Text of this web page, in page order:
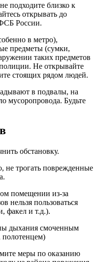
е подходите близко к
открывать до
России.
в метро),
предметы (сумки,
таких предметов
Не открывайте
стоящих рядом людей.
в подвалы, на
мусоропровода. Будьте
обстановку.
не трогать поврежденные
помещении из-за
нельзя пользоваться
факел и т.д.).
дыхания смоченным
полотенцем)
меры по оказанию